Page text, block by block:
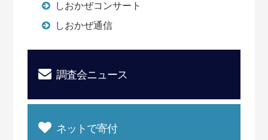
しおかぜコンサート
しおかぜ通信
調査会ニュース
ネットで寄付